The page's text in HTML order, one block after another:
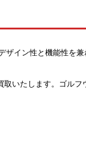
イン性と機能性を
いたします。ゴル